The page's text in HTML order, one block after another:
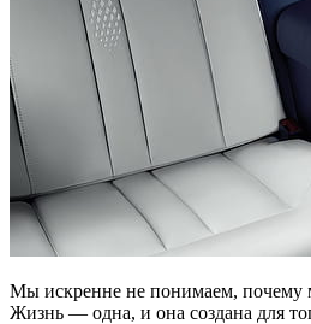
Мы искренне не понимаем, почему
Жизнь — одна, и она создана для